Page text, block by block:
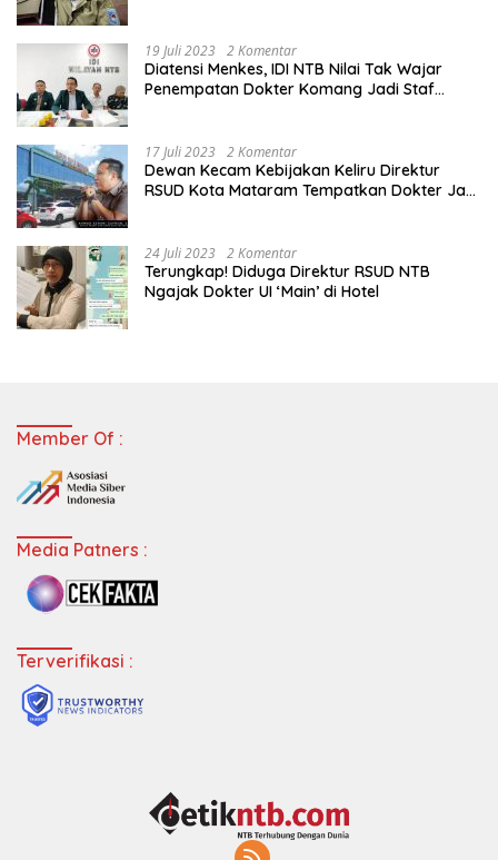
19 Juli 2023 2 Komentar
Diatensi Menkes, IDI NTB Nilai Tak Wajar
Penempatan Dokter Komang Jadi Staf
17 Juli 2023 2 Komentar
Dewan Kecam Kebijakan Keliru Direktur
RSUD Kota Mataram Tempatkan Dokter Jadi
24 Juli 2023 2 Komentar
Terungkap! Diduga Direktur RSUD NTB
Ngajak Dokter UI ‘Main’ di Hotel
Member Of :
Media Patners :
Terverifikasi :